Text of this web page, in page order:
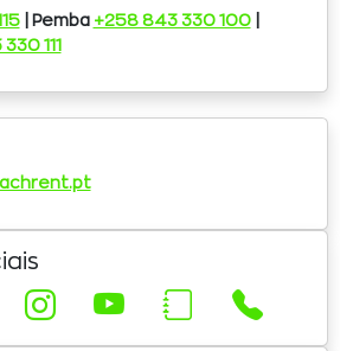
| Pemba +258 843 330 100|
111